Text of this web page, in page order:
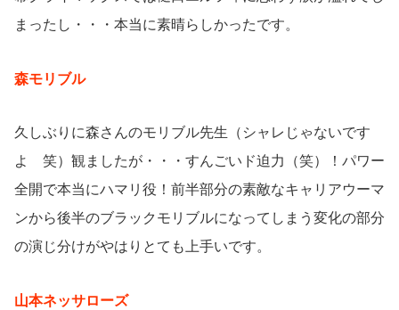
まったし・・・本当に素晴らしかったです。
森モリブル
久しぶりに森さんのモリブル先生（シャレじゃないです
よ 笑）観ましたが・・・すんごいド迫力（笑）！パワー
全開で本当にハマリ役！前半部分の素敵なキャリアウーマ
ンから後半のブラックモリブルになってしまう変化の部分
の演じ分けがやはりとても上手いです。
山本ネッサローズ